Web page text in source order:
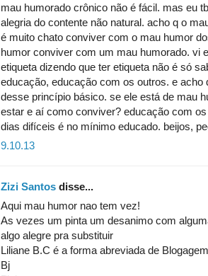
mau humorado crônico não é fácil. mas eu
alegria do contente não natural. acho q o
é muito chato conviver com o mau humor
humor conviver com um mau humorado. vi
etiqueta dizendo que ter etiqueta não é só
educação, educação com os outros. e acho
desse princípio básico. se ele está de mau
estar e aí como conviver? educação com
dias difíceis é no mínimo educado. beijos,
9.10.13
Zizi Santos disse...
Aqui mau humor nao tem vez!
As vezes um pinta um desanimo com
algo alegre pra substituir
Liliane B.C é a forma abreviada de
Bj